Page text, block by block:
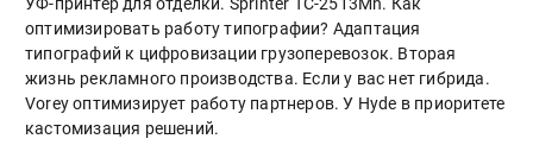
оптимизировать работу типографии? Адаптация
типографий к цифровизации грузоперевозок. Вторая
жизнь рекламного производства. Если у вас нет гибрида.
Vorey оптимизирует работу партнеров. У Hyde в приоритете
кастомизация решений.